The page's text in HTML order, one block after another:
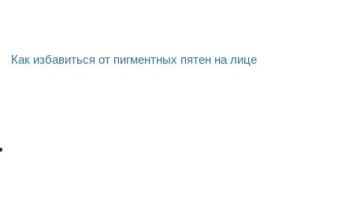
Как избавиться от пигментных пятен на лице